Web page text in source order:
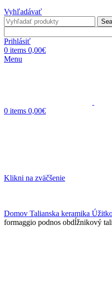
Vyhľadávať
Prihlásiť
0 items 0,00€
Menu
0 items 0,00€
Klikni na zväčšenie
Domov Talianska keramika
formaggio podnos obdĺžnikový